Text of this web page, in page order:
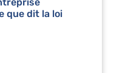
que dit la loi